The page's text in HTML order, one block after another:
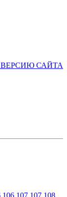
САЙТА
106 107 107 108